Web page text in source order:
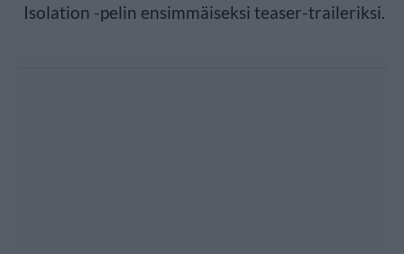
Isolation -pelin ensimmäiseksi teaser-traileriksi.